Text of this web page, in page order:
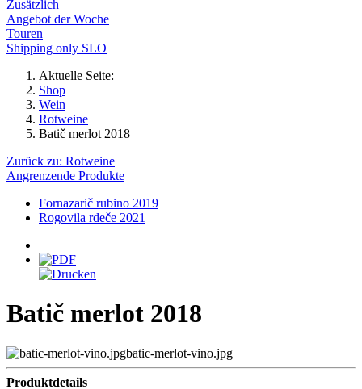
Zusätzlich
Angebot der Woche
Touren
Shipping only SLO
Aktuelle Seite:
Shop
Wein
Rotweine
Batič merlot 2018
Zurück zu: Rotweine
Angrenzende Produkte
Fornazarič rubino 2019
Rogovila rdeče 2021
Batič merlot 2018
batic-merlot-vino.jpg
Produktdetails